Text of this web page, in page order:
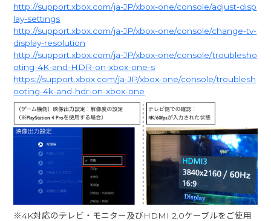
http://support.xbox.com/ja-JP/xbox-one/console/adjust-disp
lay-settings
http://support.xbox.com/ja-JP/xbox-one/console/change-tv-
display-resolution
http://support.xbox.com/ja-JP/xbox-one/console/troublesho
oting-4K-and-HDR-on-xbox-one-s
https://support.xbox.com/ja-JP/xbox-one/console/troublesh
ooting-4k-and-hdr-on-xbox-one
※4K対応のテレビ・モニター及びHDMI 2.0ケーブルをご使用